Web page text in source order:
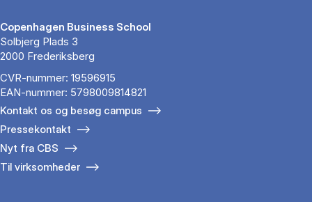
Copenhagen Business School
Solbjerg Plads 3
2000 Frederiksberg
CVR-nummer: 19596915
EAN-nummer: 5798009814821
Kontakt os og besøg campus
Pressekontakt
Nyt fra CBS
Til virksomheder